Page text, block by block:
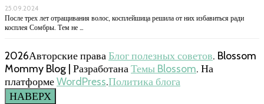
25.09.2024
После трех лет отращивания волос, косплейшица решила от них избавиться ради
косплея Сомбры. Тем не …
2026Авторские праваБлог полезных советов. Blossom
Mommy Blog | РазработанаТемы Blossom. На
платформеWordPress.Политика блога
НАВЕРХ